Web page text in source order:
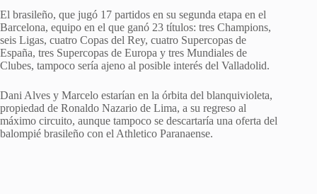
El brasileño, que jugó 17 partidos en su segunda etapa en el
Barcelona, equipo en el que ganó 23 títulos: tres Champions,
seis Ligas, cuatro Copas del Rey, cuatro Supercopas de
España, tres Supercopas de Europa y tres Mundiales de
Clubes, tampoco sería ajeno al posible interés del Valladolid.
Dani Alves y Marcelo estarían en la órbita del blanquivioleta,
propiedad de Ronaldo Nazario de Lima, a su regreso al
máximo circuito, aunque tampoco se descartaría una oferta del
balompié brasileño con el Athletico Paranaense.